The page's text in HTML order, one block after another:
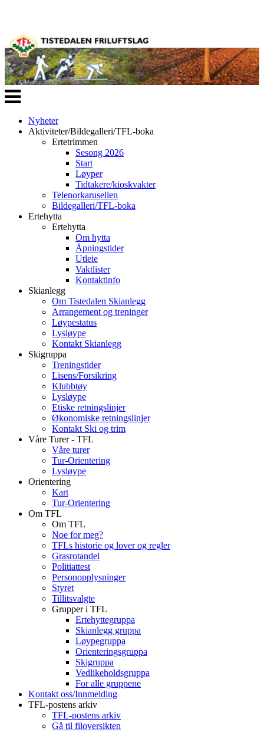
Veksle
navigasjon
Nyheter
Aktiviteter/Bildegalleri/TFL-boka
Ertetrimmen
Sesong 2026
Start
Løyper
Tidtakere/kioskvakter
Telenorkarusellen
Bildegalleri/TFL-boka
Ertehytta
Ertehytta
Om hytta
Åpningstider
Utleie
Vaktlister
Kontaktinfo
Skianlegg
Om Tistedalen Skianlegg
Arrangement og treninger
Løypestatus
Lysløype
Kontakt Skianlegg
Skigruppa
Treningstider
Lisens/Forsikring
Klubbtøy
Lysløype
Etiske retningslinjer
Økonomiske retningslinjer
Kontakt Ski og trim
Våre Turer - TFL
Våre turer
Tur-Orientering
Lysløype
Orientering
Kart
Tur-Orientering
Om TFL
Om TFL
Noe for meg?
TFLs historie og lover og regler
Grasrotandel
Politiattest
Personopplysninger
Styret
Tillitsvalgte
Grupper i TFL
Ertehyttegruppa
Skianlegg gruppa
Løypegruppa
Orienteringsgruppa
Skigruppa
Vedlikeholdsgruppa
For alle gruppene
Kontakt oss/Innmelding
TFL-postens arkiv
TFL-postens arkiv
Gå til filoversikten